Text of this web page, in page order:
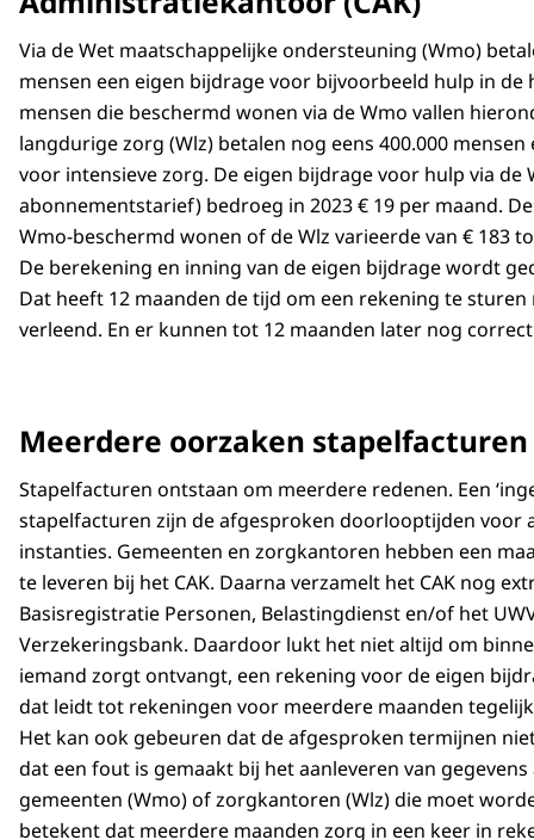
Via de Wet maatschappelijke ondersteuning (Wmo)
mensen een eigen bijdrage voor bijvoorbeeld hulp in de
mensen die beschermd wonen via de Wmo vallen
langdurige zorg (Wlz) betalen nog eens 400.000
voor intensieve zorg. De eigen bijdrage voor hulp via de
abonnementstarief) bedroeg in 2023 € 19 per maand.
Wmo-beschermd wonen of de Wlz varieerde van € 183
De berekening en inning van de eigen bijdrage wordt
Dat heeft 12 maanden de tijd om een rekening te sturen
verleend. En er kunnen tot 12 maanden later nog
Meerdere oorzaken stapelfacturen
Stapelfacturen ontstaan om meerdere redenen. Een
stapelfacturen zijn de afgesproken doorlooptijden voor
instanties. Gemeenten en zorgkantoren hebben een
te leveren bij het CAK. Daarna verzamelt het CAK nog
Basisregistratie Personen, Belastingdienst en/of het
Verzekeringsbank. Daardoor lukt het niet altijd om
iemand zorgt ontvangt, een rekening voor de eigen
dat leidt tot rekeningen voor meerdere maanden
Het kan ook gebeuren dat de afgesproken termijnen
dat een fout is gemaakt bij het aanleveren van gegevens
gemeenten (Wmo) of zorgkantoren (Wlz) die moet
betekent dat meerdere maanden zorg in een keer in